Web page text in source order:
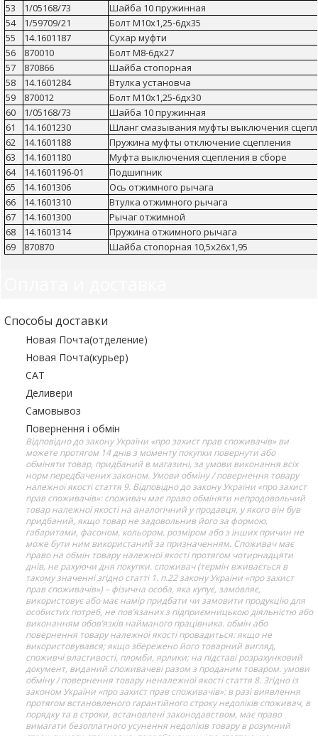
53
1/05168/73
Шайба 10 пружинная
54
1/59709/21
Болт М10х1,25-6дх35
55
14.1601187
Сухар муфти
56
870010
Болт М8-6дх27
57
870866
Шайба стопорная
58
14.1601284
Втулка установча
59
870012
Болт М10х1,25-6дх30
60
1/05168/73
Шайба 10 пружинная
61
14.1601230
Шланг смазывания муфты выключения
62
14.1601188
Пружина муфты отключение сцепления
63
14.1601180
Муфта выключения сцепления в сборе
64
14.1601196-01
Подшипник
65
14.1601306
Ось отжимного рычага
66
14.1601310
Втулка отжимного рычага
67
14.1601300
Рычаг отжимной
68
14.1601314
Пружина отжимного рычага
69
870870 Шайба стопорная 10,5х26х1,95
Способы доставки
Новая Почта(отделение)
Новая Почта(курьер)
САТ
Деливери
Самовывоз
Повернення і обмін
Відповідно до закону України «про захист прав споживачів» ви
можете протягом 14 днів з моменту покупки повернути або
обміняти товар, придбаний в магазині, за умови виконання всіх
норм передбачених законом. Умови обміну / повернення товару
належної якості стаття 9. Відповідно до закону України «про захист
прав споживачів»: споживач має право обміняти непродовольчий
товар належної якості на аналогічний у продавця, у якого він був
придбаний, якщо товар не задовольнив його за формою,
габаритами, фасоном, кольором, розміром або з інших причин не
може бути ним використаний за призначенням. Споживач має
право на обмін товару належної якості протягом чотирнадцяти
днів, не рахуючи дня покупки. споживач (термін вживається в
такому значенні згідно статті 1. п.22 закону України «про захист
прав споживачів») – фізична особа, яка купує, замовляє,
використовує або має намір придбати чи замовити продукцію для
особистих потреб, не пов’язаних з підприємницькою діяльністю або
виконанням обов’язків найманого працівника. обмін або
повернення товару належної якості провадиться: якщо не
використовувався; якщо збережено його товарний вигляд,
споживчі властивості, пломби, ярлики; на підставі розрахунковий
документ, виданий споживачеві разом з проданим товаром. умови
обміну / повернення товару неналежної якості стаття 8. Згідно із
законом України «про захист прав споживачів»: в разі виявлення
протягом встановленого гарантійного строку недоліків споживач, в
порядку та в строки, встановлені законодавством, має право
вимагати безоплатного усунення недоліків товару в розумний